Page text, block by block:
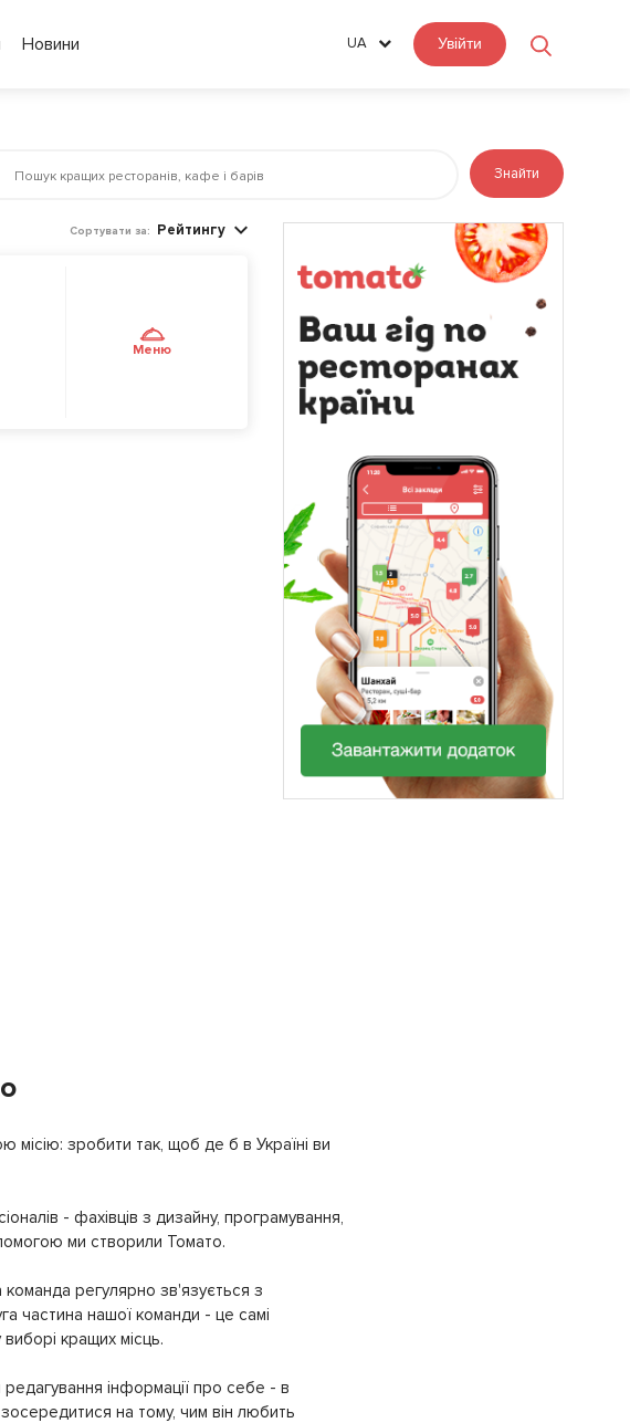
Новини UA Увійти
Знайти
Сортувати за: Рейтингу
Меню
місію: зробити так, щоб де б в Україні ви
- фахівців з дизайну, програмування,
ми створили Томато.
команда регулярно зв'язується з
частина нашої команди - це самі
кращих місць.
інформації про себе - в
на тому, чим він любить